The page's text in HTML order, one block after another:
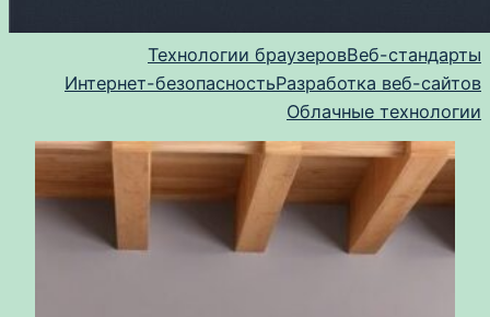
Технологии браузеровВеб-стандарты
Интернет-безопасностьРазработка веб-сайтов
Облачные технологии